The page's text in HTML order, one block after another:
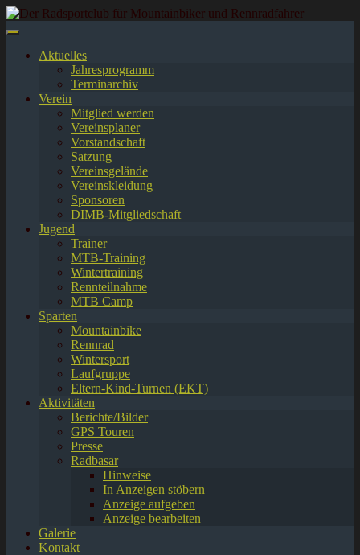
Springe
zum
Aktuelles
Jahresprogramm
Terminarchiv
Verein
Mitglied werden
Vereinsplaner
Vorstandschaft
Satzung
Vereinsgelände
Vereinskleidung
Sponsoren
DIMB-Mitgliedschaft
Jugend
Trainer
MTB-Training
Wintertraining
Rennteilnahme
MTB Camp
Sparten
Mountainbike
Rennrad
Wintersport
Laufgruppe
Eltern-Kind-Turnen (EKT)
Aktivitäten
Berichte/Bilder
GPS Touren
Presse
Radbasar
Hinweise
In Anzeigen stöbern
Anzeige aufgeben
Anzeige bearbeiten
Galerie
Kontakt